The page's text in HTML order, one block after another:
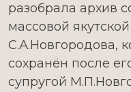
разобрала архив
массовой
С.А.Новгородова,
сохранён после
супругой